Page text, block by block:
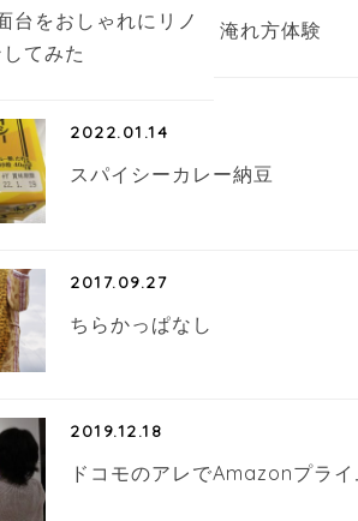
台をおしゃれにリノ
てみた
淹れ方体験
2022.01.14
スパイシーカレー納豆
2017.09.27
ちらかっぱなし
2019.12.18
ドコモのアレでAmazonプラ